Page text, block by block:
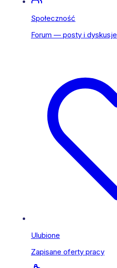
Społeczność
Forum — posty i dyskusje
Ulubione
Zapisane oferty pracy